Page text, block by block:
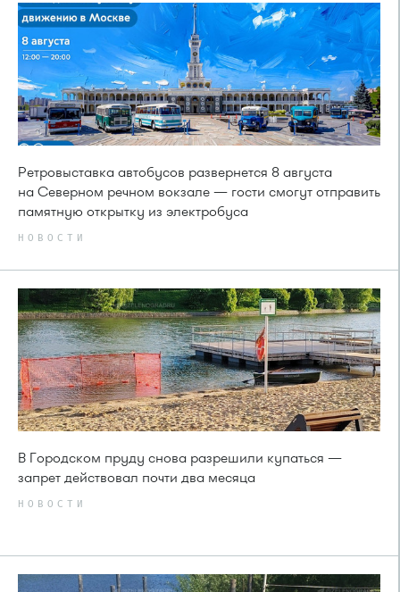
Ретровыставка автобусов развернется 8 августа
на Северном речном вокзале — гости смогут отправить
памятную открытку из электробуса
НОВОСТИ
В Городском пруду снова разрешили купаться —
запрет действовал почти два месяца
НОВОСТИ